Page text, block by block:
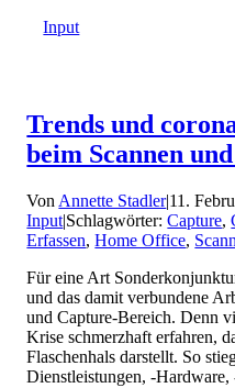
Input
Trends und
beim Scannen
Von Annette Stadler|11.
Input|Schlagwörter:Capture,
Erfassen,Home Office,
Für eine Art
und das damit verbundene
und Capture-Bereich. Denn
Krise schmerzhaft erfahren,
Flaschenhals darstellt. So
Dienstleistungen, -